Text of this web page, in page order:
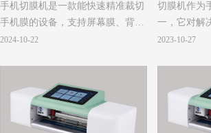
型的手机膜
手机切膜机是一款能快速精准裁切
手机膜的设备，支持屏幕膜、背
膜、边框膜等多种类型，满足不同
者。
2024-10-22
切膜机作为
一，它对解
到了不可替
验，综合性
方面做比较
2023-10-27